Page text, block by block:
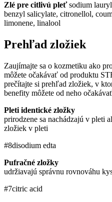
Zlé pre citlivú pleť sodium
benzyl salicylate, citronellol,
limonene, linalool
Prehľad zložiek
Zaujímajte sa o kozmetiku ako
môžete očakávať od produktu
prečítajte si prehľad zložiek, v
benefity môžete od neho
Pleti identické zložky
prirodzene sa nachádzajú v pleti
zložiek v pleti
#8disodium edta
Pufračné zložky
udržiavajú správnu rovnováhu
#7citric acid